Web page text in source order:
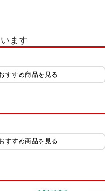
ます
すすめ商品を見る
すすめ商品を見る